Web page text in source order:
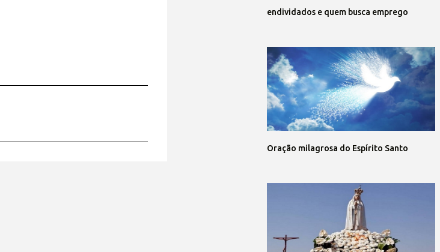
endividados e quem busca emprego
Oração milagrosa do Espírito Santo